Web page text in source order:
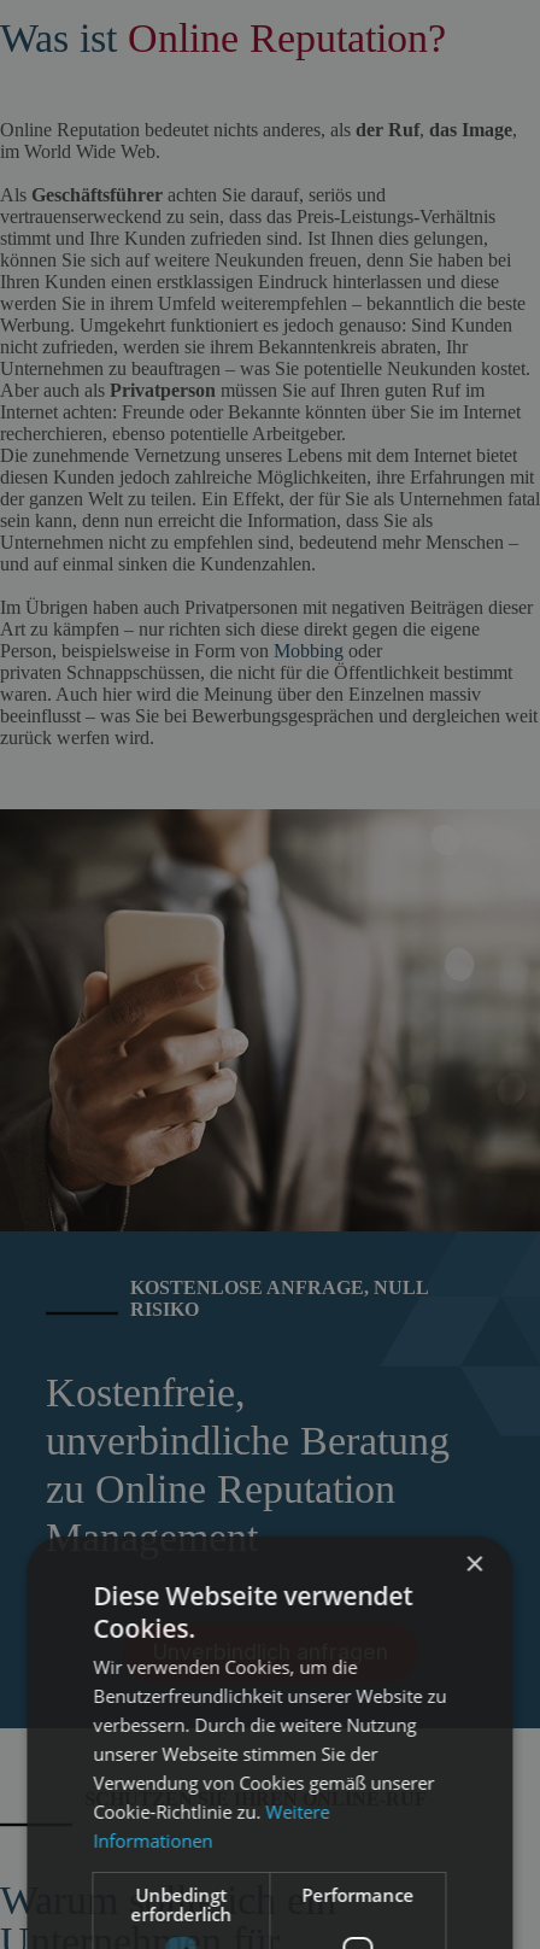
Was ist Online Reputation?
Online Reputation bedeutet nichts anderes, als der Ruf, das Image,
im World Wide Web.
Als Geschäftsführer achten Sie darauf, seriös und
vertrauenserweckend zu sein, dass das Preis-Leistungs-Verhältnis
stimmt und Ihre Kunden zufrieden sind. Ist Ihnen dies gelungen,
können Sie sich auf weitere Neukunden freuen, denn Sie haben bei
Ihren Kunden einen erstklassigen Eindruck hinterlassen und diese
werden Sie in ihrem Umfeld weiterempfehlen – bekanntlich die beste
Werbung. Umgekehrt funktioniert es jedoch genauso: Sind Kunden
nicht zufrieden, werden sie ihrem Bekanntenkreis abraten, Ihr
Unternehmen zu beauftragen – was Sie potentielle Neukunden kostet.
Aber auch als Privatperson müssen Sie auf Ihren guten Ruf im
Internet achten: Freunde oder Bekannte könnten über Sie im Internet
recherchieren, ebenso potentielle Arbeitgeber.
Die zunehmende Vernetzung unseres Lebens mit dem Internet bietet
diesen Kunden jedoch zahlreiche Möglichkeiten, ihre Erfahrungen mit
der ganzen Welt zu teilen. Ein Effekt, der für Sie als Unternehmen fatal
sein kann, denn nun erreicht die Information, dass Sie als
Unternehmen nicht zu empfehlen sind, bedeutend mehr Menschen –
und auf einmal sinken die Kundenzahlen.
Im Übrigen haben auch Privatpersonen mit negativen Beiträgen dieser
Art zu kämpfen – nur richten sich diese direkt gegen die eigene
Person, beispielsweise in Form von Mobbing oder
privaten Schnappschüssen, die nicht für die Öffentlichkeit bestimmt
waren. Auch hier wird die Meinung über den Einzelnen massiv
beeinflusst – was Sie bei Bewerbungsgesprächen und dergleichen weit
zurück werfen wird.
KOSTENLOSE ANFRAGE, NULL
RISIKO
Kostenfreie,
unverbindliche Beratung
zu Online Reputation
Management
SCHÜTZEN SIE IHREN ONLINE-RUF
Warum sollte ich ein
×
Diese Webseite verwendet
Cookies.
Wir verwenden Cookies, um die
Benutzerfreundlichkeit unserer Website zu
verbessern. Durch die weitere Nutzung
unserer Webseite stimmen Sie der
Verwendung von Cookies gemäß unserer
Cookie-Richtlinie zu.Weitere
Informationen
Unbedingt
erforderlich
Performance